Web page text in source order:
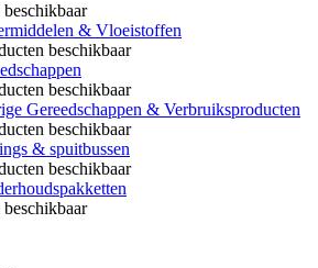
& Vloeistoffen
beschikbaar
beschikbaar
Gereedschappen & Verbruiksproducten
beschikbaar
& spuitbussen
beschikbaar